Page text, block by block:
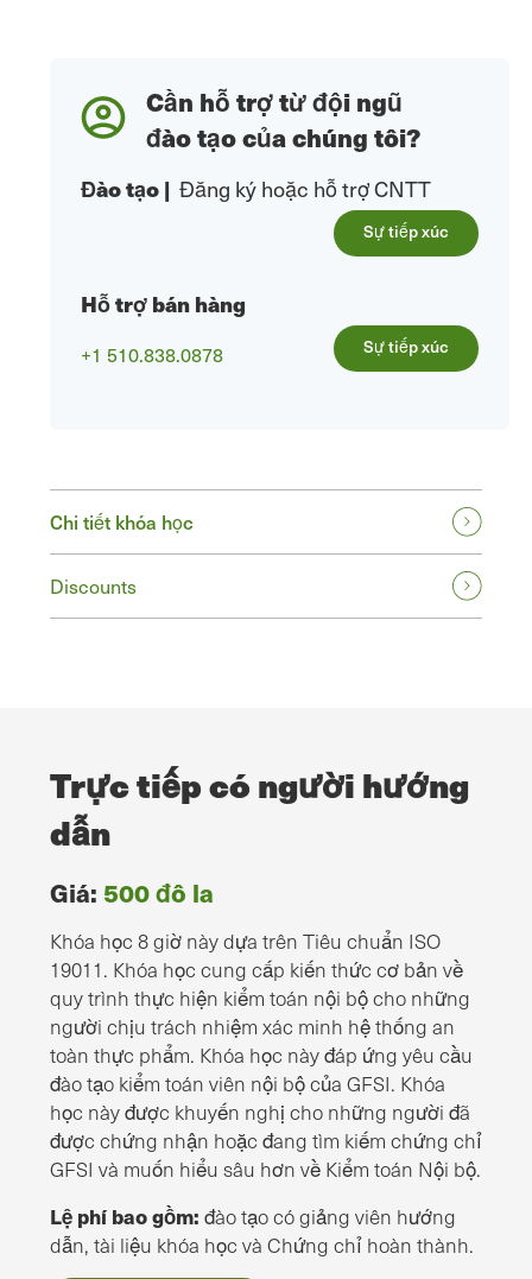
Cần hỗ trợ từ đội ngũ
đào tạo của chúng tôi?
Đào tạo| Đăng ký hoặc hỗ trợ CNTT
Sự tiếp xúc
Hỗ trợ bán hàng
+1 510.838.0878 Sự tiếp xúc
Chi tiết khóa học
Discounts
Trực tiếp có người hướng
dẫn
Giá: 500 đô la
Khóa học 8 giờ này dựa trên Tiêu chuẩn ISO
19011. Khóa học cung cấp kiến thức cơ bản về
quy trình thực hiện kiểm toán nội bộ cho những
người chịu trách nhiệm xác minh hệ thống an
toàn thực phẩm. Khóa học này đáp ứng yêu cầu
đào tạo kiểm toán viên nội bộ của GFSI. Khóa
học này được khuyến nghị cho những người đã
được chứng nhận hoặc đang tìm kiếm chứng chỉ
GFSI và muốn hiểu sâu hơn về Kiểm toán Nội bộ.
Lệ phí bao gồm: đào tạo có giảng viên hướng
dẫn, tài liệu khóa học và Chứng chỉ hoàn thành.